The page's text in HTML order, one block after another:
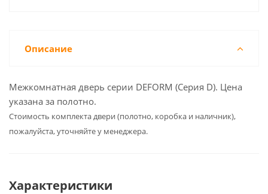
Описание
Межкомнатная дверь серии DEFORM (Серия D). Цена
указана за полотно.
Cтоимость комплекта двери (полотно, коробка и наличник),
пожалуйста, уточняйте у менеджера.
Характеристики